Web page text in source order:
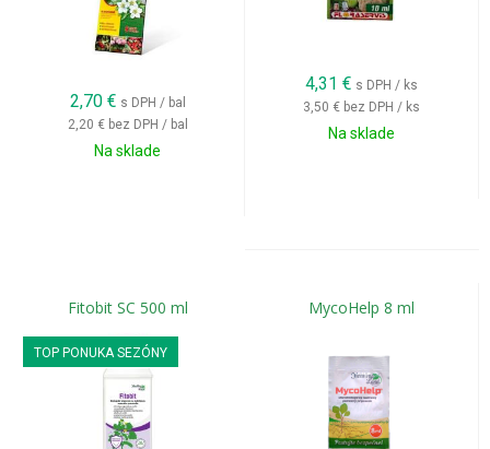
2,70 € s DPH / bal
2,20 € bez DPH / bal
Na sklade
4,31 € s DPH / ks
3,50 € bez DPH / ks
Na sklade
Fitobit SC 500 ml
TOP PONUKA SEZÓNY
MycoHelp 8 ml